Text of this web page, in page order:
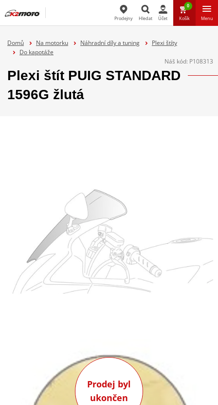
Prodejny Hledat Účet
0
Košík Menu
Domů Na motorku Náhradní díly a tuning
Plexi štíty
Do kapotáže
Náš kód: P108313
Plexi štít PUIG STANDARD
1596G žlutá
Prodej byl
ukončen